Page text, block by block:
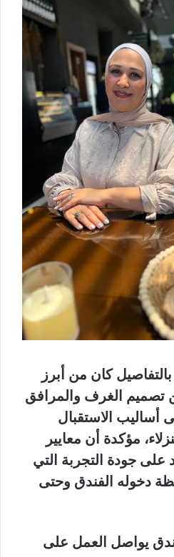
كان من أبرز
تصميم الغرف والمرافق
أساليب الاستقبال
مؤكدة أن معايير
على جودة التجربة التي
دخوله الفندق وحتى
يواصل العمل على